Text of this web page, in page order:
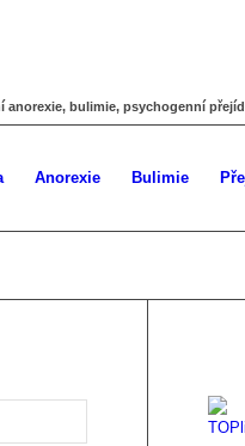
anorexie, bulimie, psychogenní
Anorexie Bulimie